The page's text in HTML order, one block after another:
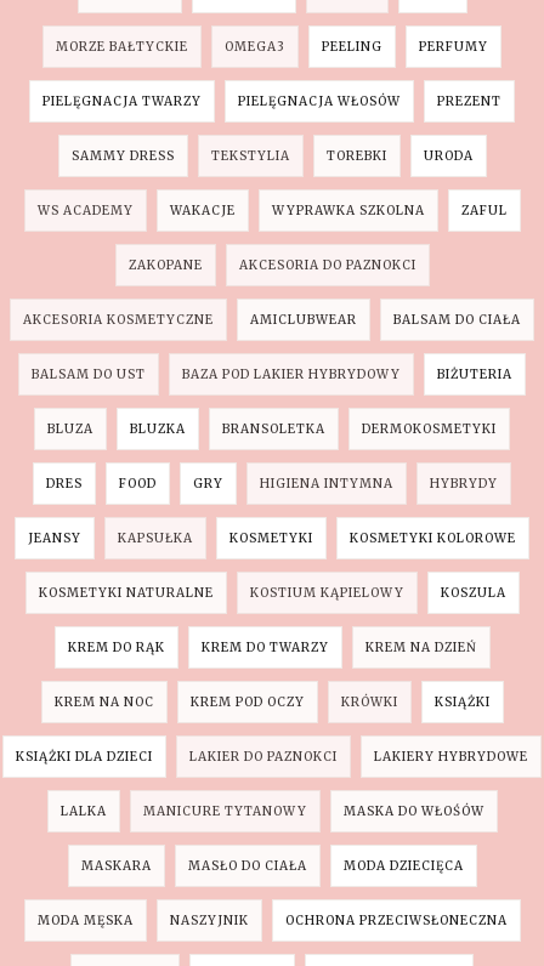
MORZE BAŁTYCKIE OMEGA3 PEELING PERFUMY
PIELĘGNACJA TWARZY PIELĘGNACJA WŁOSÓW PREZENT
SAMMY DRESS TEKSTYLIA TOREBKI URODA
WS ACADEMY WAKACJE WYPRAWKA SZKOLNA ZAFUL
ZAKOPANE AKCESORIA DO PAZNOKCI
AKCESORIA KOSMETYCZNE AMICLUBWEAR BALSAM DO CIAŁA
BALSAM DO UST BAZA POD LAKIER HYBRYDOWY BIŻUTERIA
BLUZA BLUZKA BRANSOLETKA DERMOKOSMETYKI
DRES FOOD GRY HIGIENA INTYMNA HYBRYDY
JEANSY KAPSUŁKA KOSMETYKI KOSMETYKI KOLOROWE
KOSMETYKI NATURALNE KOSTIUM KĄPIELOWY KOSZULA
KREM DO RĄK KREM DO TWARZY KREM NA DZIEŃ
KREM NA NOC KREM POD OCZY KRÓWKI KSIĄŻKI
KSIĄŻKI DLA DZIECI LAKIER DO PAZNOKCI LAKIERY HYBRYDOWE
LALKA MANICURE TYTANOWY MASKA DO WŁOŚÓW
MASKARA MASŁO DO CIAŁA MODA DZIECIĘCA
MODA MĘSKA NASZYJNIK OCHRONA PRZECIWSŁONECZNA